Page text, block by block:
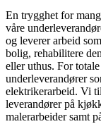
En trygghet for
våre
og leverer arbeid
bolig, rehabilitere
eller uthus. For
underleverandører
elektrikerarbeid. Vi
leverandører på
malerarbeider samt